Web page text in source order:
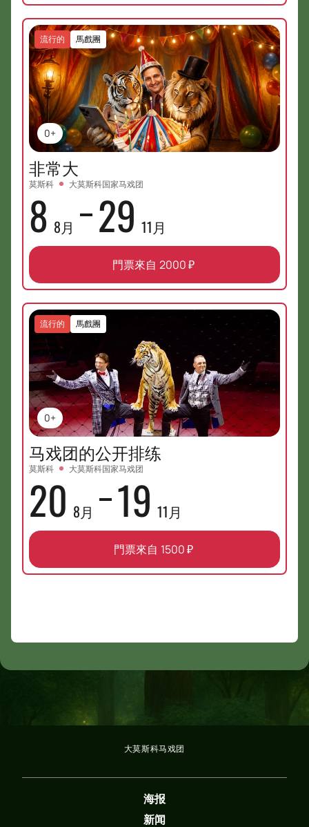
0+
馬戲團
流行的
非常大
莫斯科 大莫斯科国家马戏团
8 8月 29 11月
門票來自 2000₽
0+
馬戲團
流行的
马戏团的公开排练
莫斯科 大莫斯科国家马戏团
20 8月 19 11月
門票來自 1500₽
大莫斯科马戏团
海报
新闻